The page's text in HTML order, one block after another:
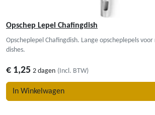
Opschep Lepel Chafingdish
Opscheplepel Chafingdish. Lange opscheplepels
dishes.
€ 1,25 2 dagen (Incl. BTW)
In Winkelwagen